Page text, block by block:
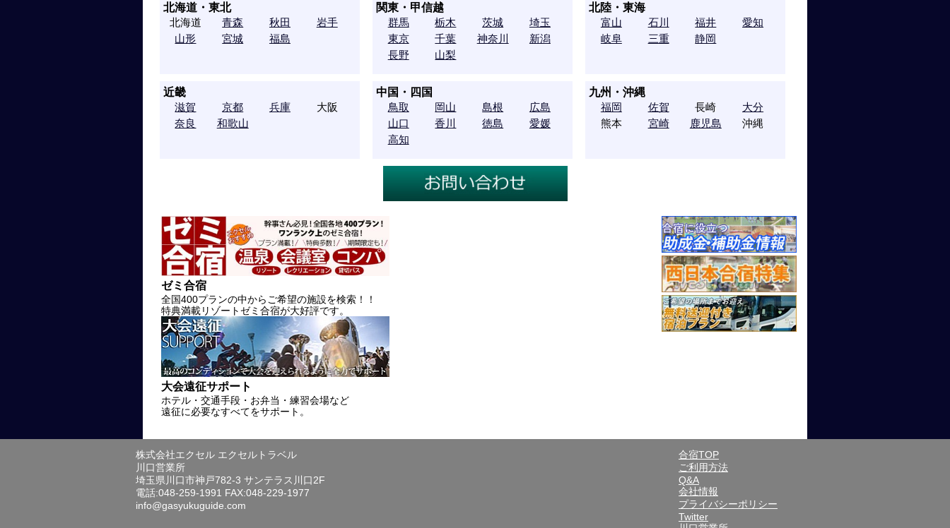
北海道・東北
北海道 青森 秋田
岩手
山形
宮城 福島
関東・甲信越
群馬 栃木 茨城
埼玉
東京
千葉 神奈川
新潟
長野
山梨
北陸・東海
富山 石川 福井
愛知
岐阜
三重 静岡
近畿
滋賀 京都 兵庫
大阪
奈良
和歌山
中国・四国
鳥取 岡山 島根
広島
山口
香川 徳島
愛媛
高知
九州・沖縄
福岡 佐賀 長崎
大分
熊本
宮崎 鹿児島 沖縄
ゼミ合宿
全国400プランの中からご希望の施設を検索！！
特典満載リゾートゼミ合宿が大好評です。
大会遠征サポート
ホテル・交通手段・お弁当・練習会場など
遠征に必要なすべてをサポート。
株式会社エクセル エクセルトラベル
川口営業所
埼玉県川口市神戸782-3 サンテラス川口2F
電話:048-259-1991 FAX:048-229-1977
info@gasyukuguide.com
合宿TOP
ご利用方法
Q&A
会社情報
プライバシーポリシー
Twitter